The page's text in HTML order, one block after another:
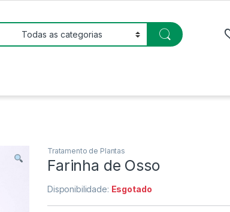
Tratamento de Plantas
Farinha de Osso
Disponibilidade: Esgotado